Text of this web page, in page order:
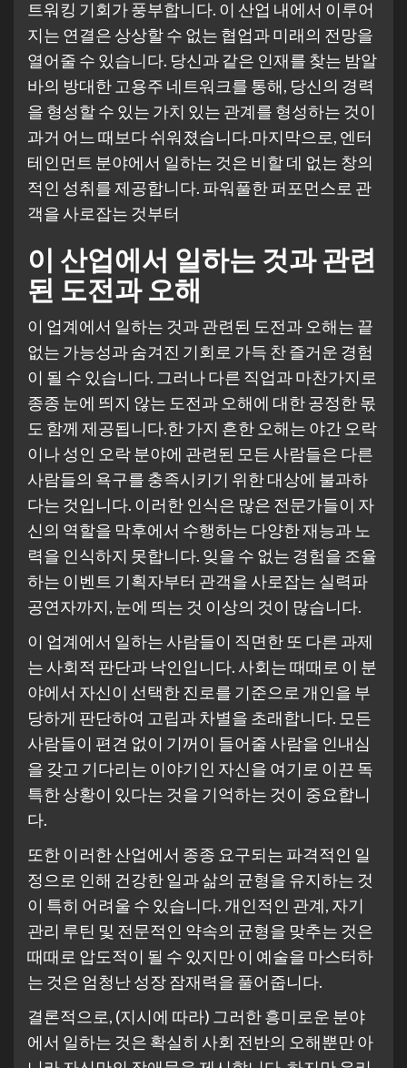
트워킹 기회가 풍부합니다. 이 산업 내에서 이루어
지는 연결은 상상할 수 없는 협업과 미래의 전망을
열어줄 수 있습니다. 당신과 같은 인재를 찾는 밤알
바의 방대한 고용주 네트워크를 통해, 당신의 경력
을 형성할 수 있는 가치 있는 관계를 형성하는 것이
과거 어느 때보다 쉬워졌습니다.마지막으로, 엔터
테인먼트 분야에서 일하는 것은 비할 데 없는 창의
적인 성취를 제공합니다. 파워풀한 퍼포먼스로 관
객을 사로잡는 것부터
이 산업에서 일하는 것과 관련
된 도전과 오해
이 업계에서 일하는 것과 관련된 도전과 오해는 끝
없는 가능성과 숨겨진 기회로 가득 찬 즐거운 경험
이 될 수 있습니다. 그러나 다른 직업과 마찬가지로
종종 눈에 띄지 않는 도전과 오해에 대한 공정한 몫
도 함께 제공됩니다.한 가지 흔한 오해는 야간 오락
이나 성인 오락 분야에 관련된 모든 사람들은 다른
사람들의 욕구를 충족시키기 위한 대상에 불과하
다는 것입니다. 이러한 인식은 많은 전문가들이 자
신의 역할을 막후에서 수행하는 다양한 재능과 노
력을 인식하지 못합니다. 잊을 수 없는 경험을 조율
하는 이벤트 기획자부터 관객을 사로잡는 실력파
공연자까지, 눈에 띄는 것 이상의 것이 많습니다.
이 업계에서 일하는 사람들이 직면한 또 다른 과제
는 사회적 판단과 낙인입니다. 사회는 때때로 이 분
야에서 자신이 선택한 진로를 기준으로 개인을 부
당하게 판단하여 고립과 차별을 초래합니다. 모든
사람들이 편견 없이 기꺼이 들어줄 사람을 인내심
을 갖고 기다리는 이야기인 자신을 여기로 이끈 독
특한 상황이 있다는 것을 기억하는 것이 중요합니
다.
또한 이러한 산업에서 종종 요구되는 파격적인 일
정으로 인해 건강한 일과 삶의 균형을 유지하는 것
이 특히 어려울 수 있습니다. 개인적인 관계, 자기
관리 루틴 및 전문적인 약속의 균형을 맞추는 것은
때때로 압도적이 될 수 있지만 이 예술을 마스터하
는 것은 엄청난 성장 잠재력을 풀어줍니다.
결론적으로, (지시에 따라) 그러한 흥미로운 분야
에서 일하는 것은 확실히 사회 전반의 오해뿐만 아